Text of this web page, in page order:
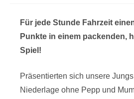
Für jede Stunde Fahrzeit
Punkte in einem packenden,
Spiel!
Präsentierten sich unsere
Niederlage ohne Pepp und